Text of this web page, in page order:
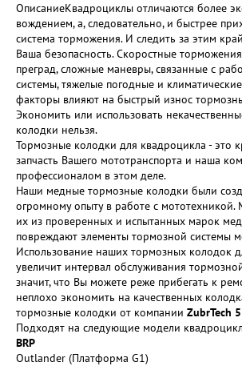
ОписаниеКвадроциклы отличаются более
вождением, а, следовательно, и быстрее
система торможения. И следить за этим
Ваша безопасность. Скоростные
преград, сложные маневры, связанные с
системы, тяжелые погодные и
факторы влияют на быстрый износ
Экономить или использовать
колодки нельзя.
Тормозные колодки для квадроцикла - это
запчасть Вашего мототранспорта и наша
профессионалом в этом деле.
Наши медные тормозные колодки были
огромному опыту в работе с мототехникой.
их из проверенных и испытанных марок
повреждают элементы тормозной системы
Использование наших тормозных колодок
увеличит интервал обслуживания
значит, что Вы можете реже прибегать к
неплохо экономить на качественных
тормозные колодки от компании ZubrTech
Подходят на следующие модели
BRP
Outlander (Платформа G1)